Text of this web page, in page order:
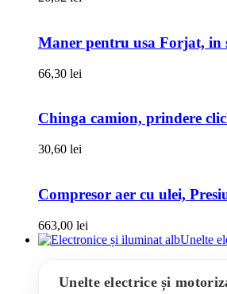
Maner pentru usa Forjat, in
66,30 lei
Chinga camion, prindere
30,60 lei
Compresor aer cu ulei,
663,00 lei
Unelte
Unelte electrice și